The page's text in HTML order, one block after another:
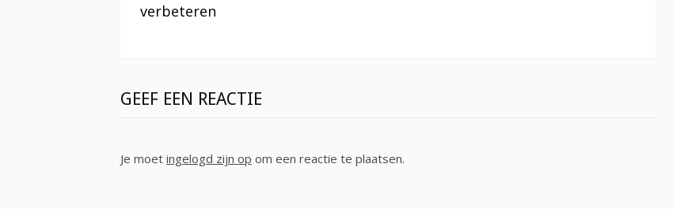
verbeteren
GEEF EEN REACTIE
Je moet ingelogd zijn op om een reactie te plaatsen.